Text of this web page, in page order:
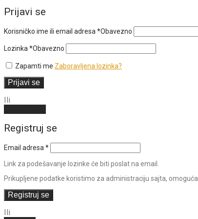
Prijavi se
Korisničko ime ili email adresa *Obavezno
Lozinka *Obavezno
Zapamti me Zaboravljena lozinka?
Prijavi se
Ili
Registruj se
Email adresa *
Link za podešavanje lozinke će biti poslat na email.
Prikupljene podatke koristimo za administraciju sajta,
Registruj se
Ili